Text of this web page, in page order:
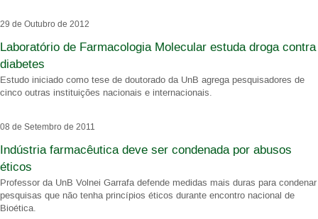
29 de Outubro de 2012
Laboratório de Farmacologia Molecular estuda droga contra
diabetes
Estudo iniciado como tese de doutorado da UnB agrega pesquisadores de
cinco outras instituições nacionais e internacionais.
08 de Setembro de 2011
Indústria farmacêutica deve ser condenada por abusos
éticos
Professor da UnB Volnei Garrafa defende medidas mais duras para condenar
pesquisas que não tenha princípios éticos durante encontro nacional de
Bioética.